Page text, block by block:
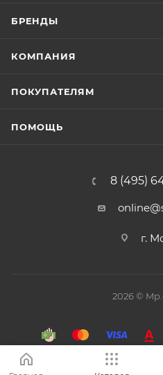
БРЕНДЫ
КОМПАНИЯ
ПОКУПАТЕЛЯМ
ПОМОЩЬ
8 (495)
г.
2026 ©